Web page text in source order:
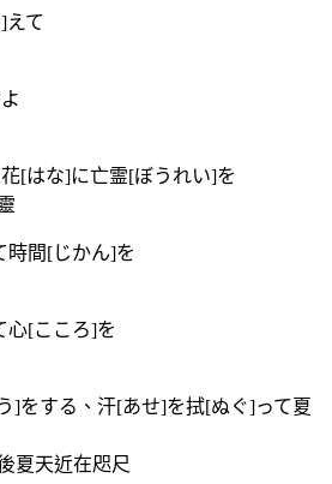
えて
[はな]に亡霊[ぼうれい]を
時間[じかん]を
心[こころ]を
]をする、汗[あせ]を拭[ぬぐ]って夏
夏天近在咫尺